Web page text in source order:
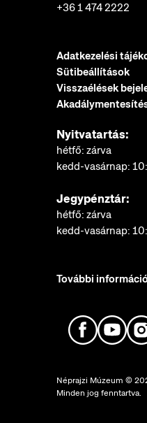
+36 1 474 2222
Adatkezelési
Sütibeállítások
Visszaélések
Nyitvatartás:
hétfő: zárva
kedd-vasárnap:
Jegypénztár:
hétfő: zárva
kedd-vasárnap:
További
Néprajzi Múzeum ©
Minden jog fenntartva.